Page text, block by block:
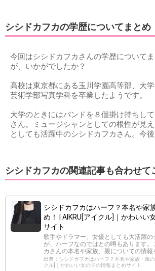
シシドカフカの学歴についてまとめ
今回はシシドカフカさんの学歴について
が、いかがでしたか？
高校は東京都にある玉川学園高等部、大
芸術学部写真学科を卒業したようです。
大学のときにはバンドを８個掛け持ちし
さん。ミュージシャンとしての根性が見
としても活躍中のシシドカフカさん。今後
シシドカフカの関連記事も合わせて
シシドカフカはハーフ？本名や家
め！ | AIKRU[アイクル]｜かわいい
サイト
歌手やドラマー、女優としても大活躍
が、ハーフなのではとの噂もあります
カさんの本名や家族、親についての情報
出典：シシドカフカはハーフ？本名や家族・親
クル]｜かわいい女の子の情報まとめサイト